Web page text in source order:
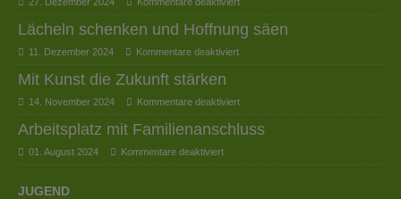
Lächeln schenken und Hoffnung säen
11. Dezember 2024 Kommentare deaktiviert
Mit Kunst die Zukunft stärken
14. November 2024 Kommentare deaktiviert
Arbeitsplatz mit Familienanschluss
01. August 2024 Kommentare deaktiviert
JUGEND